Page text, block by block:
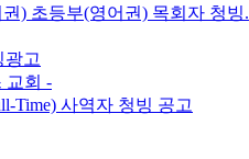
) 초등부(영어권) 목회자 청빙.
광고
교회 -
Time) 사역자 청빙 공고